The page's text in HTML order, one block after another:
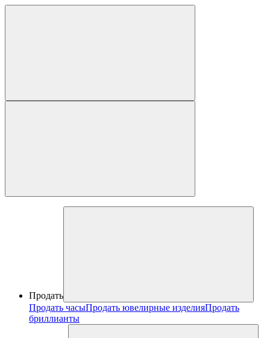
Продать
Продать часыПродать ювелирные изделияПродать
бриллианты